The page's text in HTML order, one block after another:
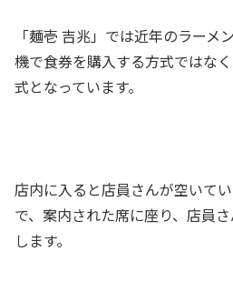
「麺壱 吉兆」では近年のラーメ
機で食券を購入する方式ではな
式となっています。
店内に入ると店員さんが空いて
で、案内された席に座り、店員
します。